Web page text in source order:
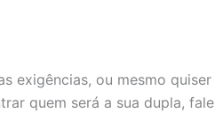
exigências, ou mesmo quiser
quem será a sua dupla, fale